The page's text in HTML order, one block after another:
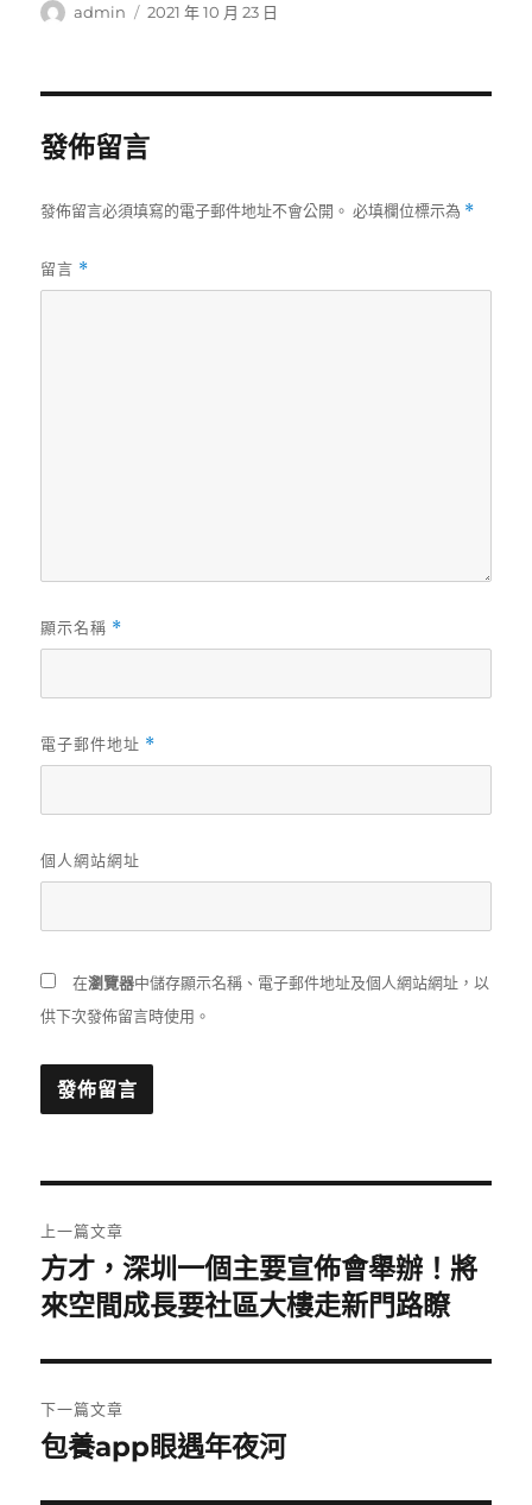
作
admin
發
2021 年 10 月 23 日
發佈留言
發佈留言必須填寫的電子郵件地址不會公開。 必填欄位標示為 *
留言 *
顯示名稱 *
電子郵件地址 *
個人網站網址
在瀏覽器中儲存顯示名稱、電子郵件地址及個人網站網址，以
供下次發佈留言時使用。
章
導
覽
上一篇文章
上
一
文
章:
方才，深圳一個主要宣佈會舉辦！將
來空間成長要社區大樓走新門路瞭
下一篇文章
下
包養app眼遇年夜河